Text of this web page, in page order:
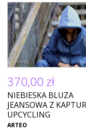
370,00 zł
NIEBIESKA BLUZA
JEANSOWA Z
UPCYCLING
ARTEO